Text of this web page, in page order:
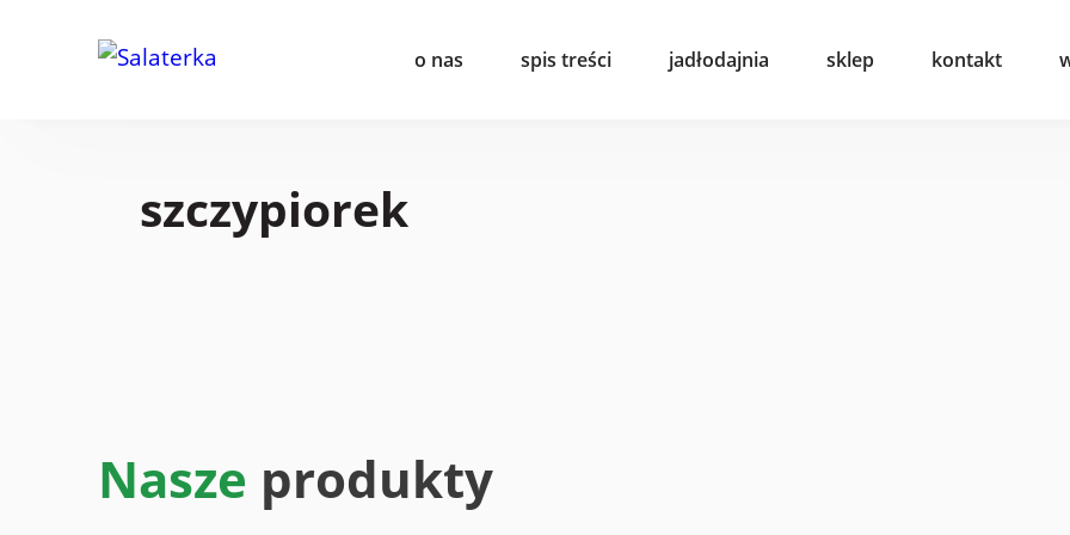
o nas spis treści jadłodajnia sklep kontakt
szczypiorek
Nasze produkty